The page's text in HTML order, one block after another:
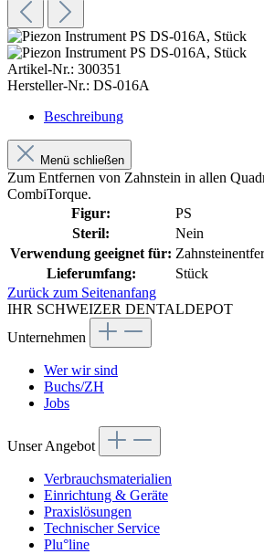
Artikel-Nr.: 300351
Hersteller-Nr.: DS-016A
Beschreibung
Menü schließen
Zum Entfernen von Zahnstein in allen
CombiTorque.
Figur:
PS
Steril:
Nein
Verwendung geeignet für:
Lieferumfang:
Stück
Zurück zum Seitenanfang
IHR SCHWEIZER DENTALDEPOT
Unternehmen
Wer wir sind
Buchs/ZH
Jobs
Unser Angebot
Verbrauchsmaterialien
Einrichtung & Geräte
Praxislösungen
Technischer Service
Plu°line